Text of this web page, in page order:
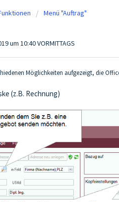
Menü "Auftrag"
um 10:40 VORMITTAGS
Möglichkeiten aufgezeigt, die
(z.B. Rechnung)